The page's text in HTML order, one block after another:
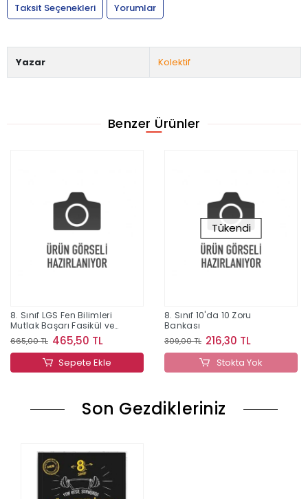
Taksit Seçenekleri
Yorumlar
Yazar Kolektif
Benzer Ürünler
8. Sınıf LGS Fen Bilimleri
Mutlak Başarı Fasikül ve
Soru Bankası
665,00 TL 465,50 TL
Sepete Ekle
Tükendi
8. Sınıf 10'da 10 Zoru
Bankası
309,00 TL 216,30 TL
Stokta Yok
Son Gezdikleriniz